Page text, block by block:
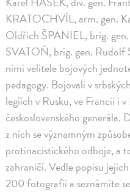
KRATOCHVÍL, arm. gen.
Oldřich ŠPANIEL, brig. gen.
SVATOŇ, brig. gen.
nimi velitele bojových
pedagogy. Bojovali v
legiích v Rusku, ve Francii i
československého generála.
z nich se významným
protinacistického odboje, a
zahraničí. Vedle popisu
200 fotografií a seznámíte